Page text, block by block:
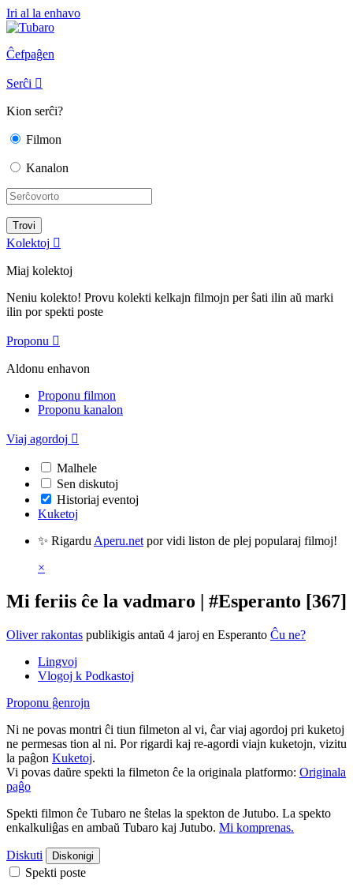
Iri al la enhavo
Ĉefpaĝen
Serĉi 
Kion serĉi?
Filmon
Kanalon
Kolektoj 
Miaj kolektoj
Neniu kolekto! Provu kolekti kelkajn filmojn per ŝati ilin aŭ marki
ilin por spekti poste
Proponu 
Aldonu enhavon
Proponu filmon
Proponu kanalon
Viaj agordoj 
Malhele
Sen diskutoj
Historiaj eventoj
Kuketoj
✨ Rigardu Aperu.net por vidi liston de plej popularaj filmoj!
×
Mi feriis ĉe la vadmaro | #Esperanto [367]
Oliver rakontas publikigis antaŭ 4 jaroj en Esperanto Ĉu ne?
Lingvoj
Vlogoj k Podkastoj
Proponu ĝenrojn
Ni ne povas montri ĉi tiun filmeton al vi, ĉar viaj agordoj pri kuketoj
ne permesas tion al ni. Por rigardi kaj re-agordi viajn kuketojn, vizitu
la paĝon Kuketoj.
Vi povas daŭre spekti la filmeton ĉe la originala platformo: Originala
paĝo
Spekti filmon ĉe Tubaro ne ŝtelas la spekton de Jutubo. La spekto
enkalkuliĝas en ambaŭ Tubaro kaj Jutubo. Mi komprenas.
Diskuti Diskonigi
Spekti poste